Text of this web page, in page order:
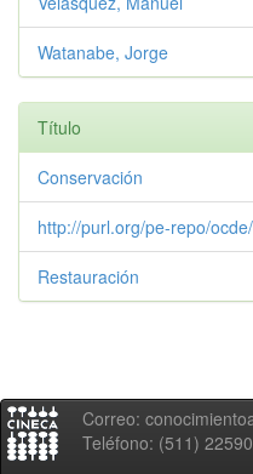
Watanabe, Jorge
Título
Conservación
http://purl.org/pe-repo/
Restauración
Correo:
Teléfono: (511)